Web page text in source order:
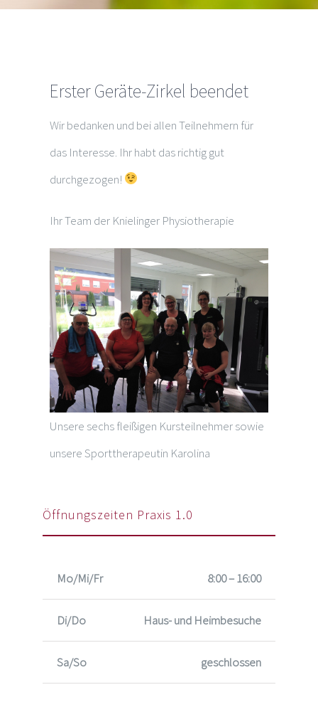
Erster Geräte-Zirkel beendet
Wir bedanken und bei allen Teilnehmern für
das Interesse. Ihr habt das richtig gut
durchgezogen!
Ihr Team der Knielinger Physiotherapie
Unsere sechs fleißigen Kursteilnehmer sowie
unsere Sporttherapeutin Karolina
Öffnungszeiten Praxis 1.0
Mo/Mi/Fr 8:00 – 16:00
Di/Do Haus- und Heimbesuche
Sa/So geschlossen